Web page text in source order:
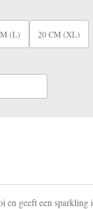
(L) 20 CM (XL)
en geeft een sparkling